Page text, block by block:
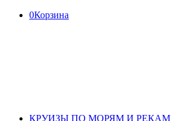
0Корзина
КРУИЗЫ ПО МОРЯМ И РЕКАМ